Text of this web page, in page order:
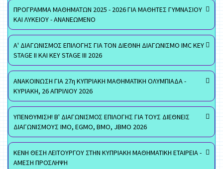
ΠΡΟΓΡΑΜΜΑ ΜΑΘΗΜΑΤΩΝ 2025 - 2026 ΓΙΑ ΜΑΘΗΤΕΣ ΓΥΜΝΑΣΙΟΥ
ΚΑΙ ΛΥΚΕΙΟΥ - ΑΝΑΝΕΩΜΕΝΟ
Α' ΔΙΑΓΩΝΙΣΜΟΣ ΕΠΙΛΟΓΗΣ ΓΙΑ ΤΟΝ ΔΙΕΘΝΗ ΔΙΑΓΩΝΙΣΜΟ IMC KEY
STAGE II ΚΑΙ KEY STAGE III 2026
ΑΝΑΚΟΙΝΩΣΗ ΓΙΑ 27η ΚΥΠΡΙΑΚΗ ΜΑΘΗΜΑΤΙΚΗ ΟΛΥΜΠΙΑΔΑ -
ΚΥΡΙΑΚΗ, 26 ΑΠΡΙΛΙΟΥ 2026
ΥΠΕΝΘΥΜΙΣΗ! Β' ΔΙΑΓΩΝΙΣΜΟΣ ΕΠΙΛΟΓΗΣ ΓΙΑ ΤΟΥΣ ΔΙΕΘΝΕΙΣ
ΔΙΑΓΩΝΙΣΜΟΥΣ ΙΜΟ, EGMO, ΒΜΟ, JBMO 2026
ΚΕΝΗ ΘΕΣΗ ΛΕΙΤΟΥΡΓΟΥ ΣΤΗΝ ΚΥΠΡΙΑΚΗ ΜΑΘΗΜΑΤΙΚΗ ΕΤΑΙΡΕΙΑ -
ΑΜΕΣΗ ΠΡΟΣΛΗΨΗ